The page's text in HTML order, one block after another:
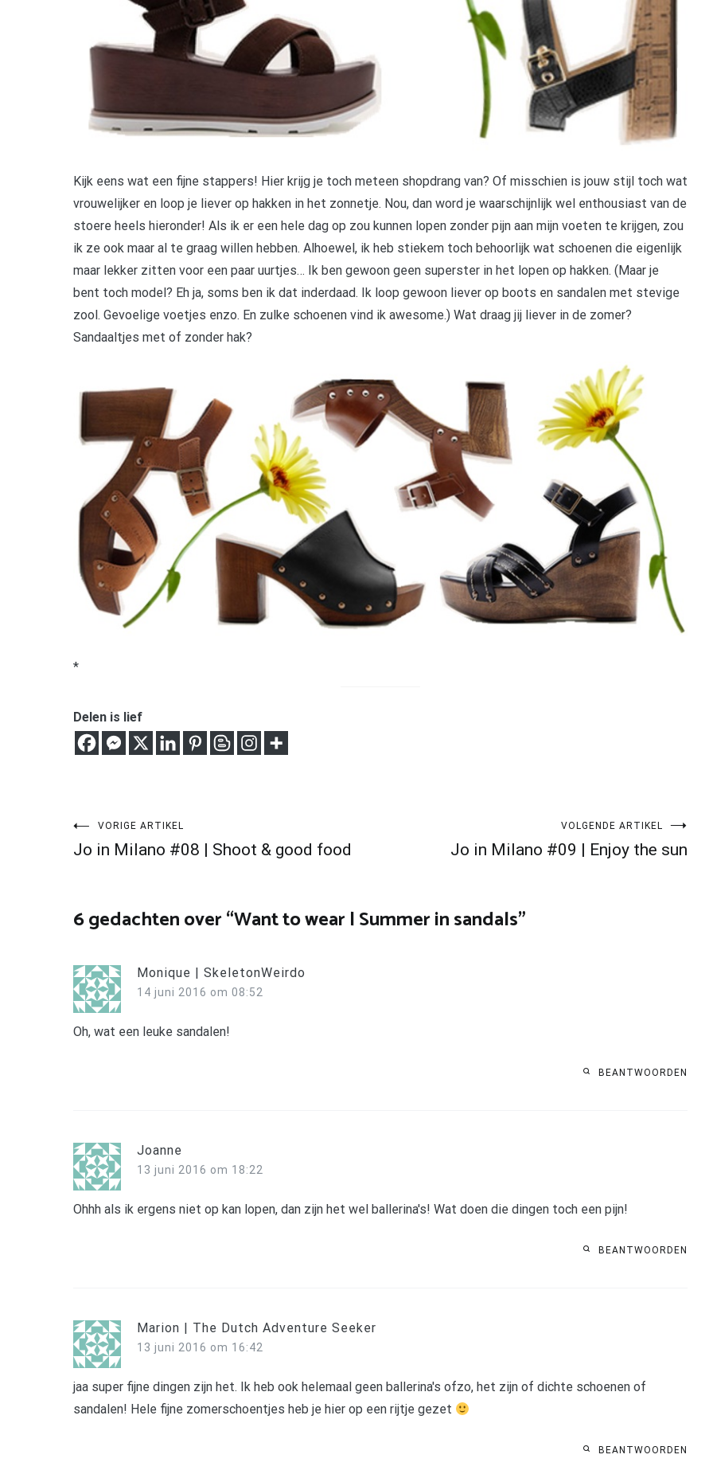
Kijk eens wat een fijne stappers! Hier krijg je toch meteen shopdrang van? Of misschien is jouw stijl toch wat
vrouwelijker en loop je liever op hakken in het zonnetje. Nou, dan word je waarschijnlijk wel enthousiast van de
stoere heels hieronder! Als ik er een hele dag op zou kunnen lopen zonder pijn aan mijn voeten te krijgen, zou
ik ze ook maar al te graag willen hebben. Alhoewel, ik heb stiekem toch behoorlijk wat schoenen die eigenlijk
maar lekker zitten voor een paar uurtjes… Ik ben gewoon geen superster in het lopen op hakken. (Maar je
bent toch model? Eh ja, soms ben ik dat inderdaad. Ik loop gewoon liever op boots en sandalen met stevige
zool. Gevoelige voetjes enzo. En zulke schoenen vind ik awesome.) Wat draag jij liever in de zomer?
Sandaaltjes met of zonder hak?
*
Delen is lief
Bericht
VORIGE ARTIKEL
Jo in Milano #08 | Shoot & good food
VOLGENDE ARTIKEL
Jo in Milano #09 | Enjoy the sun
6 gedachten over “Want to wear | Summer in sandals”
Monique | SkeletonWeirdo
14 juni 2016 om 08:52
Oh, wat een leuke sandalen!
BEANTWOORDEN
Joanne
13 juni 2016 om 18:22
Ohhh als ik ergens niet op kan lopen, dan zijn het wel ballerina's! Wat doen die dingen toch een pijn!
BEANTWOORDEN
Marion | The Dutch Adventure Seeker
13 juni 2016 om 16:42
jaa super fijne dingen zijn het. Ik heb ook helemaal geen ballerina's ofzo, het zijn of dichte schoenen of
sandalen! Hele fijne zomerschoentjes heb je hier op een rijtje gezet
BEANTWOORDEN